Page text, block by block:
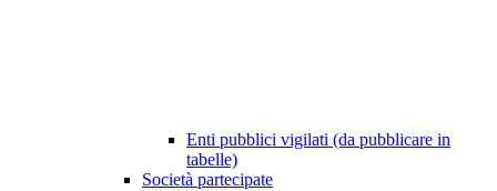
Enti pubblici vigilati (da pubblicare in
tabelle)
Società partecipate